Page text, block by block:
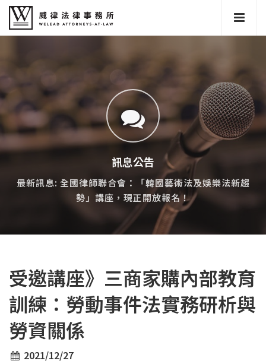
訊息公告
最新訊息: 全國律師聯合會：「韓國藝術法及娛樂法新趨
勢」講座，現正開放報名！
受邀講座》三商家購內部教育
訓練：勞動事件法實務研析與
勞資關係
2021/12/27